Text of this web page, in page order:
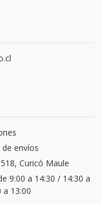
envíos
Curicó Maule
9:00 a 14:30 / 14:30 a
a 13:00